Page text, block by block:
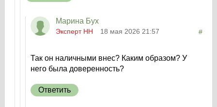
Марина Бух
Эксперт НН 18 мая 2026 21:57 #
Так он наличными внес? Каким образом? У
него была доверенность?
Ответить